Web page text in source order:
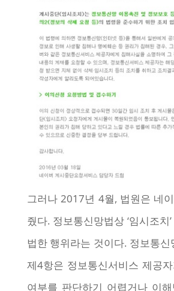
그러나 2017년 4월, 법원은 네
줬다. 정보통신망법상 ‘임시조치
법한 행위라는 것이다. 정보통
제4항은 정보통신서비스 제공
여부를 판단하기 어렵거나 이